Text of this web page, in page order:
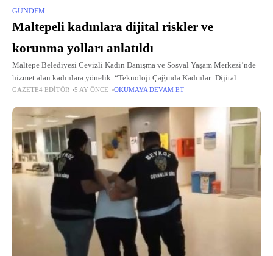
GÜNDEM
Maltepeli kadınlara dijital riskler ve
korunma yolları anlatıldı
Maltepe Belediyesi Cevizli Kadın Danışma ve Sosyal Yaşam Merkezi’nde
hizmet alan kadınlara yönelik “Teknoloji Çağında Kadınlar: Dijital
Riskler ve Korunma Yolları” konulu seminer düzenlendi.
GAZETE4 EDITÖR 5 AY ÖNCE OKUMAYA DEVAM ET